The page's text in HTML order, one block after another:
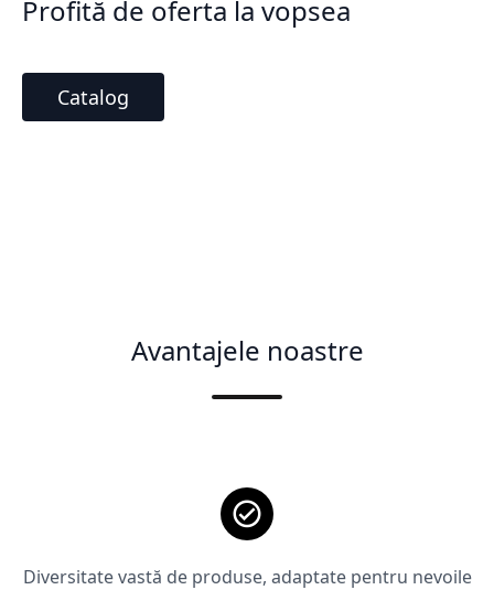
Profită de oferta la vopsea
Catalog
Avantajele noastre
Diversitate vastă de produse, adaptate pentru nevoile